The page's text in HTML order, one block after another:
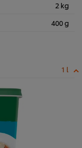
2 kg
400 g
1 l